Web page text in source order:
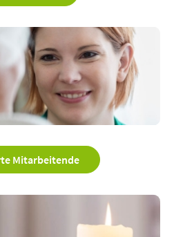
Mitarbeitende